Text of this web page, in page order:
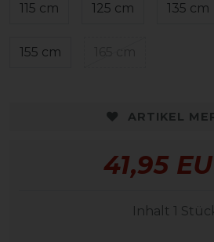
115 cm 125 cm 135 cm
155 cm
ARTIKEL
41,95
Inhalt 1